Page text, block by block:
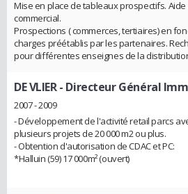
Mise en place de tableaux prospectifs.
commercial.
Prospections ( commerces, tertiaires) en
charges préétablis par les partenaires.
pour différentes enseignes de la
DE VLIER- Directeur Général
2007 - 2009
- Développement de l'activité retail parcs
plusieurs projets de 20 000 m2 ou plus.
- Obtention d'autorisation de CDAC et PC:
*Halluin (59) 17 000m² (ouvert)